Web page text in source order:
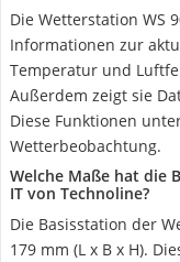
Die Wetterstation WS
Informationen zur
Temperatur und
Außerdem zeigt sie
Diese Funktionen
Wetterbeobachtung.
Welche Maße hat die
IT von Technoline?
Die Basisstation der
179 mm (L x B x H).